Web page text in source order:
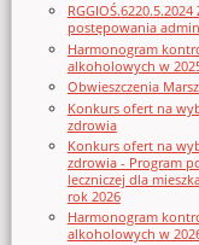
postępowania
Harmonogram
alkoholowych w
Obwieszczenia
Konkurs ofert na
zdrowia
Konkurs ofert na
zdrowia - Program
leczniczej dla
rok 2026
Harmonogram
alkoholowych w